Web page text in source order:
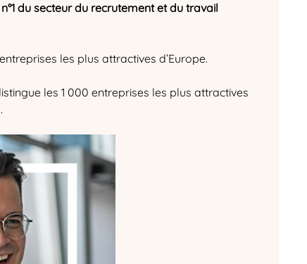
n°1 du secteur du recrutement et du travail
les plus attractives d’Europe.
les 1 000 entreprises les plus attractives